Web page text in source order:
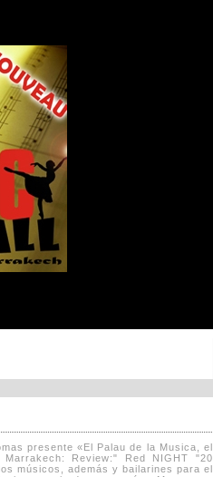
presente «El Palau de la Musica, el
Review:" Red NIGHT "20
músicos, además y bailarines para el